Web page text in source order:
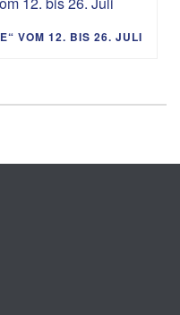
VOM 12. BIS 26. JULI